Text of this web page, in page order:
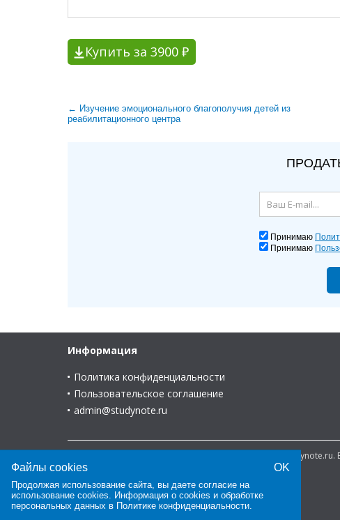
Купить за 3900 ₽
← Изучение эмоционального благополучия детей из
реабилитационного центра
Принимаю
Принимаю
Информация
Политика конфиденциальности
Пользовательское соглашение
admin@studynote.ru
© 2008-2025 В помощь студенту и для студента -
Файлы cookies
OK
Продолжая использование сайта, вы даете согласие на
использование cookies. Информация о cookies и обработке
персональных данных в Политике конфиденциальности.